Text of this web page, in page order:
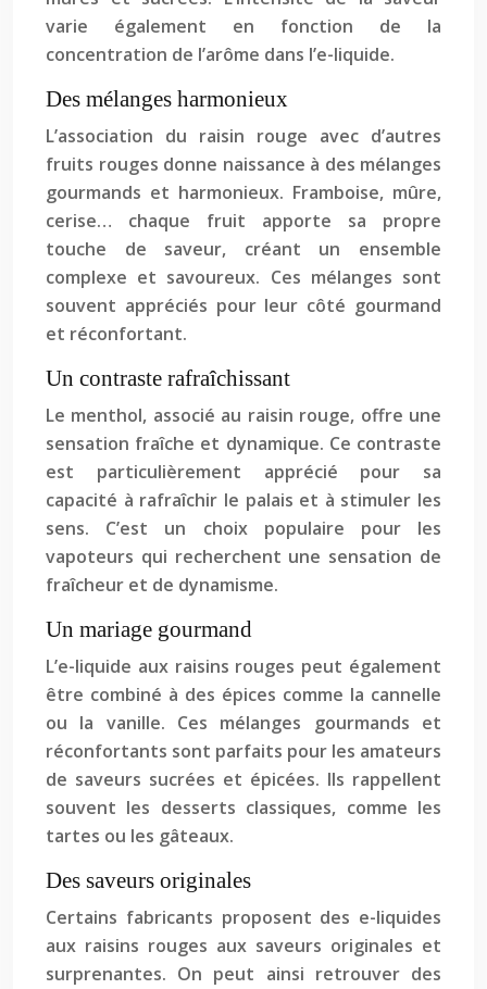
varie également en fonction de la
concentration de l’arôme dans l’e-liquide.
Des mélanges harmonieux
L’association du raisin rouge avec d’autres
fruits rouges donne naissance à des mélanges
gourmands et harmonieux. Framboise, mûre,
cerise… chaque fruit apporte sa propre
touche de saveur, créant un ensemble
complexe et savoureux. Ces mélanges sont
souvent appréciés pour leur côté gourmand
et réconfortant.
Un contraste rafraîchissant
Le menthol, associé au raisin rouge, offre une
sensation fraîche et dynamique. Ce contraste
est particulièrement apprécié pour sa
capacité à rafraîchir le palais et à stimuler les
sens. C’est un choix populaire pour les
vapoteurs qui recherchent une sensation de
fraîcheur et de dynamisme.
Un mariage gourmand
L’e-liquide aux raisins rouges peut également
être combiné à des épices comme la cannelle
ou la vanille. Ces mélanges gourmands et
réconfortants sont parfaits pour les amateurs
de saveurs sucrées et épicées. Ils rappellent
souvent les desserts classiques, comme les
tartes ou les gâteaux.
Des saveurs originales
Certains fabricants proposent des e-liquides
aux raisins rouges aux saveurs originales et
surprenantes. On peut ainsi retrouver des